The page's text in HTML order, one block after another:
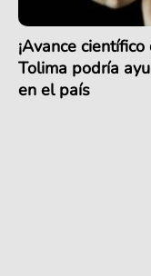
¡Avance
Tolima podría
en el país